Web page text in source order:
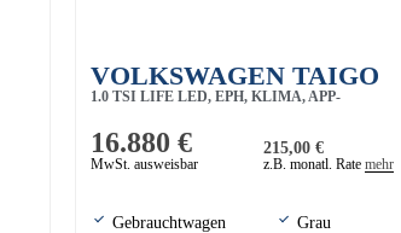
VOLKSWAGEN TAIGO
1.0 TSI LIFE LED, EPH, KLIMA, APP-
16.880 €
MwSt. ausweisbar
215,00 €
z.B. monatl. Rate mehr
Gebrauchtwagen
Grau